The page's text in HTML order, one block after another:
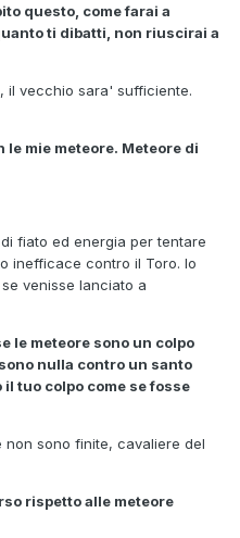
questo, come farai a
ti dibatti, non riuscirai a
il vecchio sara' sufficiente.
le mie meteore. Meteore di
fiato ed energia per tentare
inefficace contro il Toro. Io
venisse lanciato a
le meteore sono un colpo
nulla contro un santo
tuo colpo come se fosse
non sono finite, cavaliere del
rispetto alle meteore